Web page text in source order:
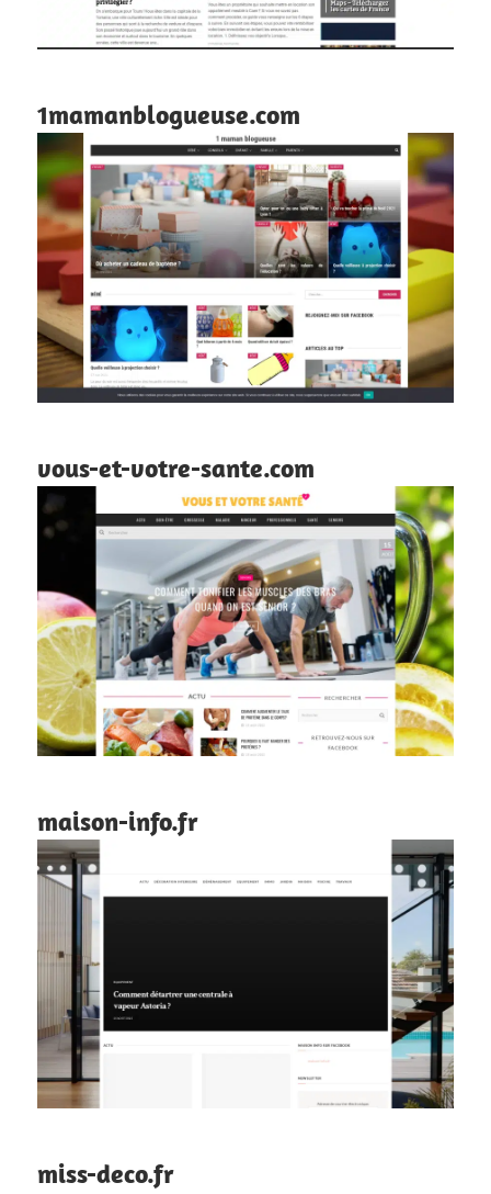
1mamanblogueuse.com
vous-et-votre-sante.com
maison-info.fr
miss-deco.fr